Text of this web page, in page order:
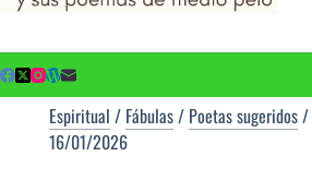
Espiritual / Fábulas/ Poetas sugeridos/
16/01/2026